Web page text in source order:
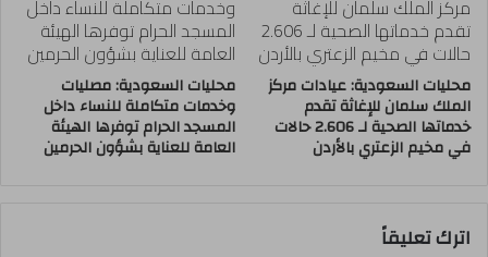
محليات السعودية: عيادات مركز
الملك سلمان للإغاثة تقدم
خدماتها الصحية لـ 2.606 حالات
في مخيم الزعتري بالأردن
محليات السعودية: مصليات
وخدمات متكاملة للنساء داخل
المسجد الحرام توفرها الهيئة
العامة للعناية بشؤون الحرمين
اترك تعليقاً